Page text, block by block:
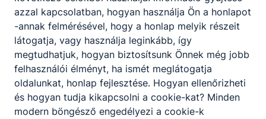
2025. december 18.
Időpont: 2025. dec. 18. 23:00
Karácsonyi ünnepség 11:00
azzal kapcsolatban, hogyan használja Ön a honlapot
-annak felmérésével, hogy a honlap melyik részeit
látogatja, vagy használja leginkább, így
megtudhatjuk, hogyan biztosítsunk Önnek még jobb
felhasználói élményt, ha ismét meglátogatja
oldalunkat, honlap fejlesztése. Hogyan ellenőrizheti
és hogyan tudja kikapcsolni a cookie-kat? Minden
modern böngésző engedélyezi a cookie-k